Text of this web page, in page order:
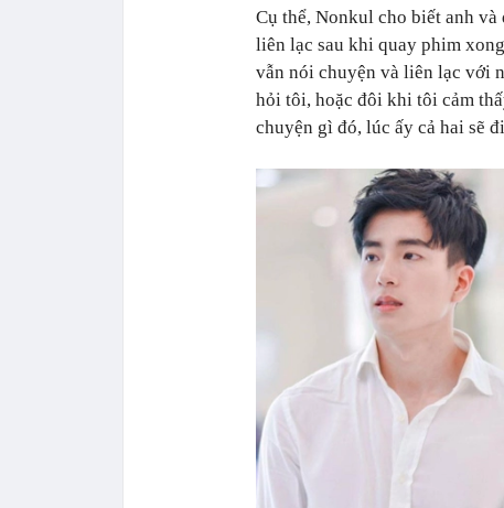
Cụ thể, Nonkul cho biết anh
liên lạc sau khi quay phim
vẫn nói chuyện và liên lạc với
hỏi tôi, hoặc đôi khi tôi cảm
chuyện gì đó, lúc ấy cả hai sẽ